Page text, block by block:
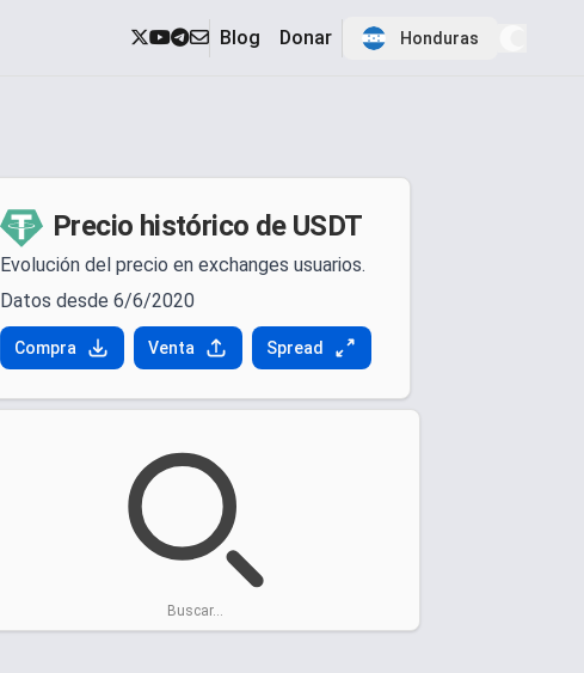
Blog Donar Honduras
Precio histórico de USDT
Evolución del precio en exchanges usuarios.
Datos desde 6/6/2020
Compra Venta Spread
Buscar...